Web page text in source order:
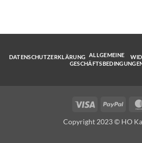
DATENSCHUTZERKLÄRUNG ALLGEMEINE
Visa PayPal
Copyright 2023 © HO